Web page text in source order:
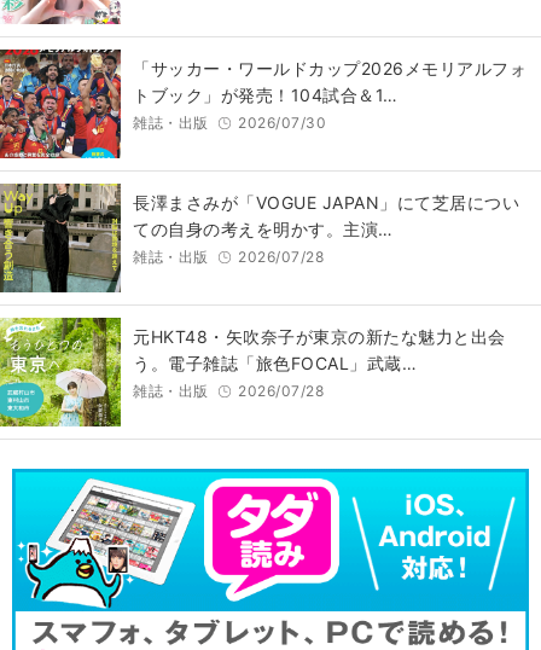
「サッカー・ワールドカップ2026メモリアルフォ
トブック」が発売！104試合＆1…
雑誌・出版 2026/07/30
長澤まさみが「VOGUE JAPAN」にて芝居につい
ての自身の考えを明かす。主演…
雑誌・出版 2026/07/28
元HKT48・矢吹奈子が東京の新たな魅力と出会
う。電子雑誌「旅色FOCAL」武蔵…
雑誌・出版 2026/07/28